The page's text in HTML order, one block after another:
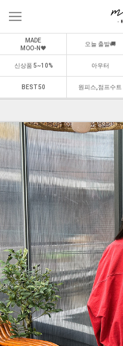
MADE
MOO-N🖤
오늘 출발🚚
신상품 5~10% 아우터
BEST 50 원피스,점프수트